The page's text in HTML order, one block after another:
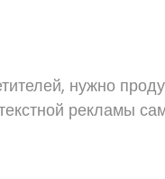
нужно
рекламы